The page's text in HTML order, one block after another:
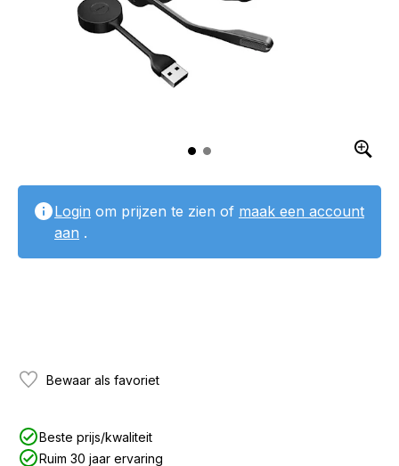
Login om prijzen te zien of maak een account
aan .
Bewaar als favoriet
Beste prijs/kwaliteit
Ruim 30 jaar ervaring